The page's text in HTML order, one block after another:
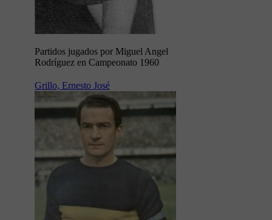
Partidos jugados por Miguel Angel
Rodríguez en Campeonato 1960
Grillo, Ernesto José